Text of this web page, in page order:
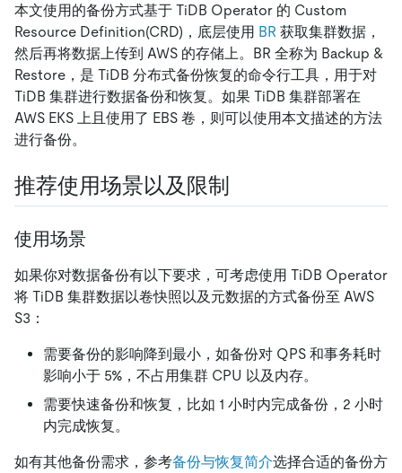
本文使用的备份方式基于 TiDB Operator 的 Custom
Resource Definition(CRD)，底层使用 BR 获取集群数据，
然后再将数据上传到 AWS 的存储上。BR 全称为 Backup &
Restore，是 TiDB 分布式备份恢复的命令行工具，用于对
TiDB 集群进行数据备份和恢复。如果 TiDB 集群部署在
AWS EKS 上且使用了 EBS 卷，则可以使用本文描述的方法
进行备份。
推荐使用场景以及限制
使用场景
如果你对数据备份有以下要求，可考虑使用 TiDB Operator
将 TiDB 集群数据以卷快照以及元数据的方式备份至 AWS
S3：
需要备份的影响降到最小，如备份对 QPS 和事务耗时
影响小于 5%，不占用集群 CPU 以及内存。
需要快速备份和恢复，比如 1 小时内完成备份，2 小时
内完成恢复。
如有其他备份需求，参考备份与恢复简介选择合适的备份方